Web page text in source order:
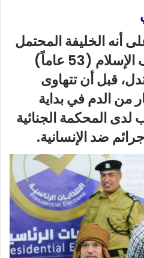
أنه الخليفة المحتمل
لوالده، واكتسب سيف الإسلام (53 عاماً)
قبل أن تتهاوى
من الدم في بداية
المحكمة الجنائية
ضد الإنسانية.